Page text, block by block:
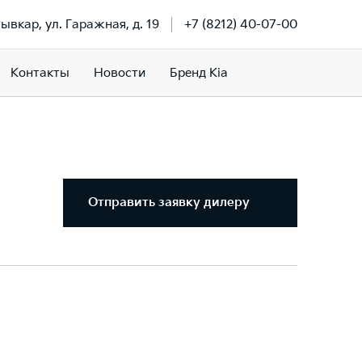
ул. Гаражная, д. 19 +7 (8212) 40-07-00
Контакты Новости Бренд Kia
Отправить заявку дилеру